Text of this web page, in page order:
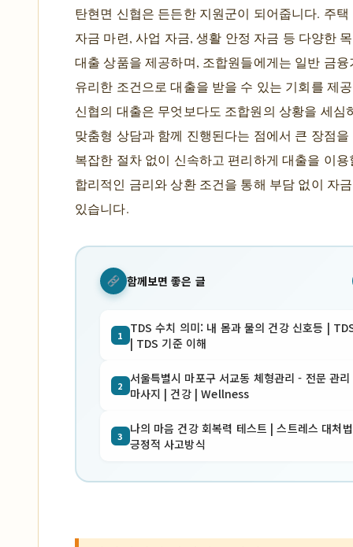
탄현면 신협은 든든한 지원군이 되어줍니다. 주택
자금 마련, 사업 자금, 생활 안정 자금 등 다양한
대출 상품을 제공하며, 조합원들에게는 일반 금
유리한 조건으로 대출을 받을 수 있는 기회를 제
신협의 대출은 무엇보다도 조합원의 상황을 세심
맞춤형 상담과 함께 진행된다는 점에서 큰 장점
복잡한 절차 없이 신속하고 편리하게 대출을 이
합리적인 금리와 상환 조건을 통해 부담 없이 자
있습니다.
함께보면 좋은 글
1 TDS 수치 의미: 내 몸과 물의 건강 신호등 |
| TDS 기준 이해
2 서울특별시 마포구 서교동 체형관리 - 전문 관
마사지 | 건강 | Wellness
3 나의 마음 건강 회복력 테스트 | 스트레스 대처
긍정적 사고방식